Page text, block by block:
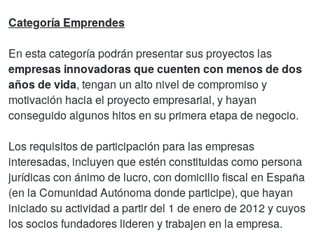
Categoría Emprendes
En esta categoría podrán presentar sus proyectos las
empresas innovadoras que cuenten con menos de dos
años de vida, tengan un alto nivel de compromiso y
motivación hacia el proyecto empresarial, y hayan
conseguido algunos hitos en su primera etapa de negocio.
Los requisitos de participación para las empresas
interesadas, incluyen que estén constituidas como persona
jurídicas con ánimo de lucro, con domicilio fiscal en España
(en la Comunidad Autónoma donde participe), que hayan
iniciado su actividad a partir del 1 de enero de 2012 y cuyos
los socios fundadores lideren y trabajen en la empresa.